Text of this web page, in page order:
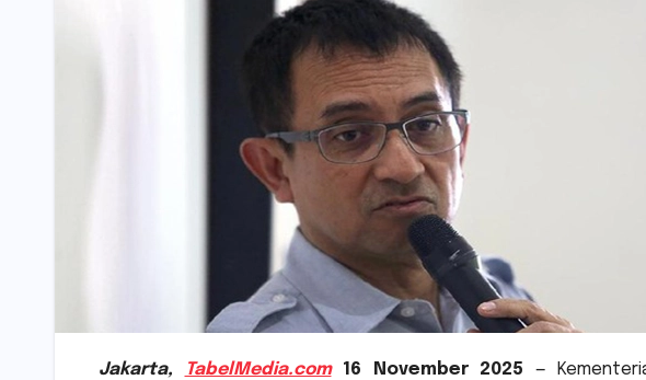
Jakarta, TabelMedia.com 16 November 2025 —